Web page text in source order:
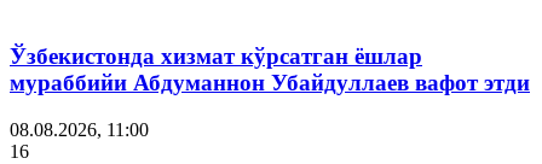
Ўзбекистонда хизмат кўрсатган ёшлар
мураббийи Абдуманнон Убайдуллаев вафот этди
08.08.2026, 11:00
16